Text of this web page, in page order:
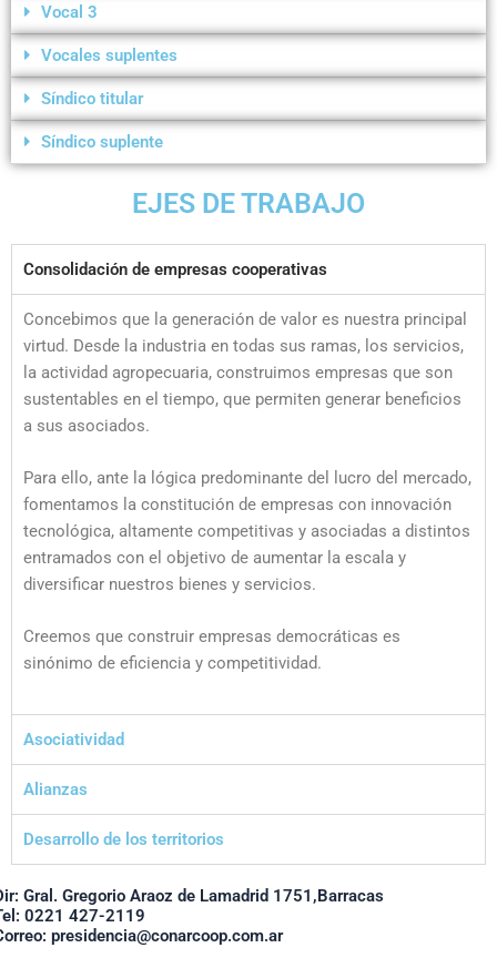
Vocal 3
Vocales suplentes
Síndico titular
Síndico suplente
EJES DE TRABAJO
Consolidación de empresas cooperativas
Concebimos que la generación de valor es nuestra principal
virtud. Desde la industria en todas sus ramas, los servicios,
la actividad agropecuaria, construimos empresas que son
sustentables en el tiempo, que permiten generar beneficios
a sus asociados.
Para ello, ante la lógica predominante del lucro del mercado,
fomentamos la constitución de empresas con innovación
tecnológica, altamente competitivas y asociadas a distintos
entramados con el objetivo de aumentar la escala y
diversificar nuestros bienes y servicios.
Creemos que construir empresas democráticas es
sinónimo de eficiencia y competitividad.
Asociatividad
Alianzas
Desarrollo de los territorios
Gral. Gregorio Araoz de Lamadrid 1751,Barracas
0221 427-2119
presidencia@conarcoop.com.ar